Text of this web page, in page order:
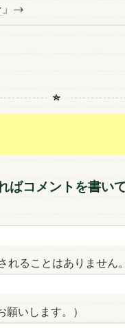
」→
ばコメントを書い
れることはありません
いします。）